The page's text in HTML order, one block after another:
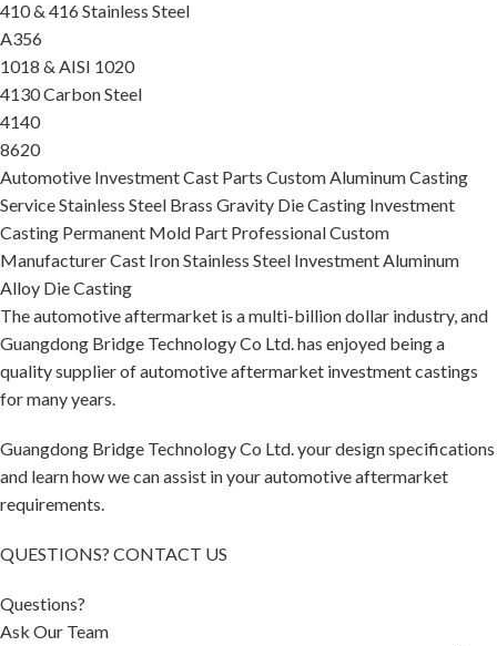
410 & 416 Stainless Steel
A356
1018 & AISI 1020
4130 Carbon Steel
4140
8620
Automotive Investment Cast Parts Custom Aluminum Casting
Service Stainless Steel Brass Gravity Die Casting Investment
Casting Permanent Mold Part Professional Custom
Manufacturer Cast Iron Stainless Steel Investment Aluminum
Alloy Die Casting
The automotive aftermarket is a multi-billion dollar industry, and
Guangdong Bridge Technology Co Ltd. has enjoyed being a
quality supplier of automotive aftermarket investment castings
for many years.
Guangdong Bridge Technology Co Ltd. your design specifications
and learn how we can assist in your automotive aftermarket
requirements.
QUESTIONS? CONTACT US
Questions?
Ask Our Team